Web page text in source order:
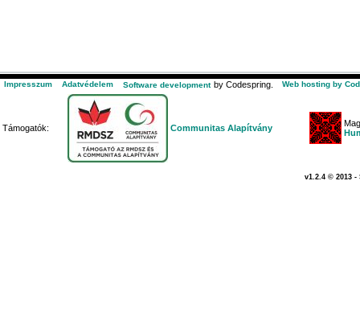
Impresszum Adatvédelem Software development by Codespring. Web hosting by
Támogatók: Communitas Alapítvány
v1.2.4 © 2013